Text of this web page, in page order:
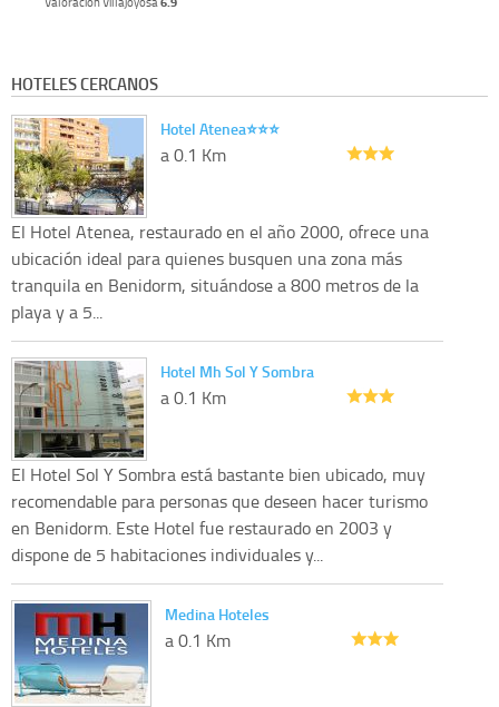
HOTELES CERCANOS
Hotel Atenea⭐️⭐️⭐️
a 0.1 Km
El Hotel Atenea, restaurado en el año 2000, ofrece una
ubicación ideal para quienes busquen una zona más
tranquila en Benidorm, situándose a 800 metros de la
playa y a 5...
Hotel Mh Sol Y Sombra
a 0.1 Km
El Hotel Sol Y Sombra está bastante bien ubicado, muy
recomendable para personas que deseen hacer turismo
en Benidorm. Este Hotel fue restaurado en 2003 y
dispone de 5 habitaciones individuales y...
Medina Hoteles
a 0.1 Km